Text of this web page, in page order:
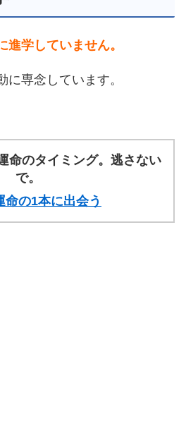
進学していません。
に専念しています。
命のタイミング。逃さない
で。
命の1本に出会う